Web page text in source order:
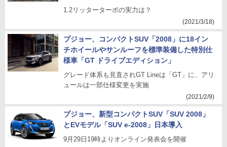
1.2リッターターボの実力は？
(2021/3/18)
プジョー、コンパクトSUV「2008」に18イン
チホイールやサンルーフを標準装備した特別仕
様車「GT ドライブエディション」
グレード体系も見直されGT Lineは「GT」に、アリ
ュールは一部仕様変更を実施
(2021/2/9)
プジョー、新型コンパクトSUV「SUV 2008」
とEVモデル「SUV e-2008」日本導入
9月29日19時よりオンライン発表会を開催